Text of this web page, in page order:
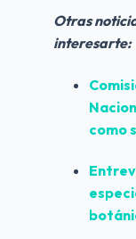
Otras
interesarte:
como